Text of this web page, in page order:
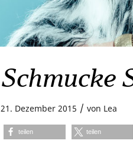
Schmucke
21. Dezember 2015 / von Lea
teilen teilen